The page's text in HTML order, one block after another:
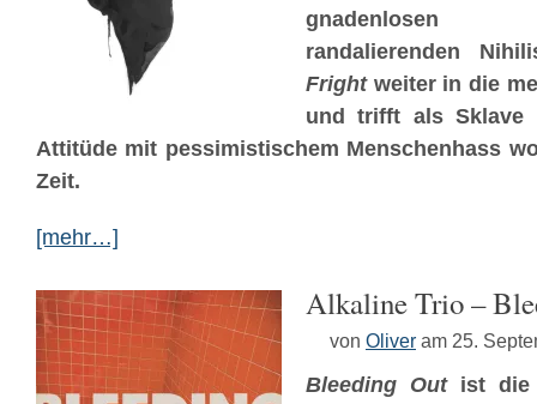
gnadenlosen
randalierenden
Frightweiter in die
und trifft als Sklave
Attitüde mit pessimistischem Menschenhass
Zeit.
[mehr…]
Alkaline Trio –
von Oliver am 25.
Bleeding Out ist die